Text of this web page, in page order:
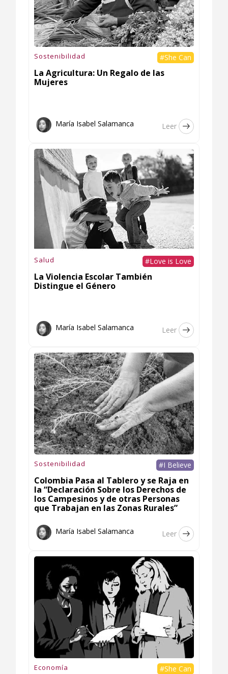
Sostenibilidad #She Can
La Agricultura: Un Regalo de las
Mujeres
María Isabel Salamanca Leer
Salud #Love is Love
La Violencia Escolar También
Distingue el Género
María Isabel Salamanca Leer
Sostenibilidad #I Believe
Colombia Pasa al Tablero y se Raja en
la “Declaración Sobre los Derechos de
los Campesinos y de otras Personas
que Trabajan en las Zonas Rurales”
María Isabel Salamanca Leer
Economía #She Can